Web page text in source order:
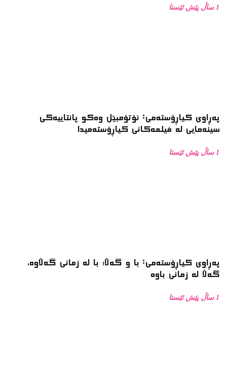
1 ساڵ پێش ئێستا
پەڕاوی کیاڕۆستەمی: ئۆتۆمبێل وەکو پانتاییەکی
سینەمایی لە فیلمەکانی کیاڕۆستەمیدا
1 ساڵ پێش ئێستا
پەڕاوی کیاڕۆستەمی: با و گەڵا؛ با لە زمانی گەڵاوە،
گەڵا لە زمانی باوە
1 ساڵ پێش ئێستا